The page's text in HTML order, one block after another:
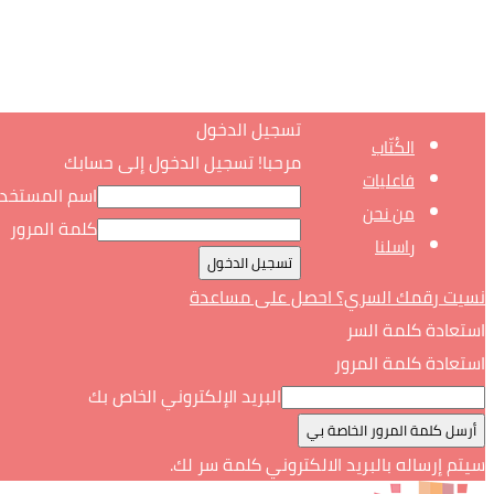
الكُتّاب
فاعليات
من نحن
راسلنا
تسجيل الدخول
مرحبا! تسجيل الدخول إلى حسابك
اسم
كلمة المرور
نسيت رقمك السري؟ احصل على مساعدة
استعادة كلمة السر
استعادة كلمة المرور
البريد الإلكتروني الخاص بك
سيتم إرساله بالبريد الالكتروني كلمة سر لك.